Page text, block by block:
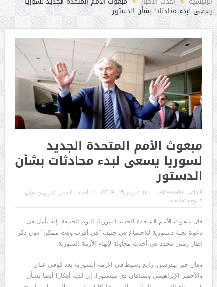
يسعى لبدء محادثات بشأن الدستور
مبعوث الأمم المتحدة الجديد
لسوريا يسعى لبدء محادثات بشأن
الدستور
الكاتب: elressala
on: فبراير 15, 2019 In: أحدث الأخبار
عربي و دولي
لا يوجد تعليقات
قال مبعوث الأمم المتحدة الجديد لسوريا، اليوم الجمعة، إنه يأمل في
دعوة لجنة دستورية للاجتماع في جنيف ”في أقرب وقت ممكن“ دون ذكر
إطار زمني محدد في أحدث محاولة لإنهاء الأزمة السورية.
وقال جير بيدرسن، رابع وسيط في الأزمة السورية بعد كوفي عنان
والأخضر الإبراهيمي وستافان دي ميستورا، إن لديه أفكارا أيضا بشأن